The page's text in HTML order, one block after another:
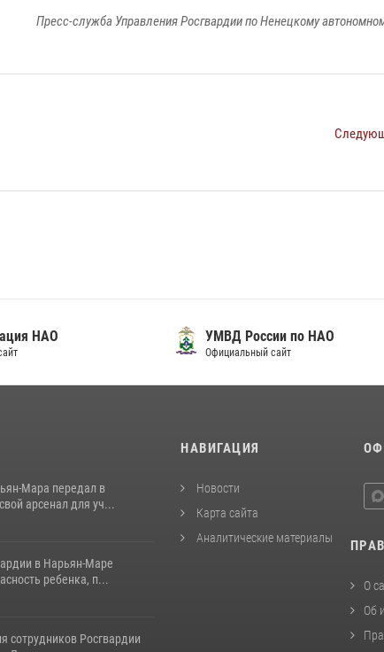
Пресс-служба Управления Росгвардии по Ненецкому
НАО УМВД России по НАО
Официальный сайт
Мара передал в
арсенал для уч...
в Нарьян-Маре
ребенка, п...
сотрудников Росгвардии
НАВИГАЦИЯ
Новости
Карта сайта
Аналитические материалы
О
Об